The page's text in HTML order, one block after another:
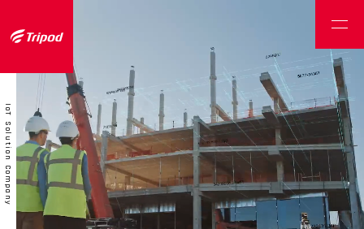
トライポッドワークス株式会社
IoT Solution Company